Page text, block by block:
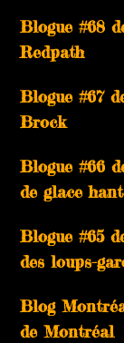
Blogue #68
Redpath
Blogue #67
Brock
Blogue #66
de glace
Blogue #65
des loups-
Blog
de Montréal